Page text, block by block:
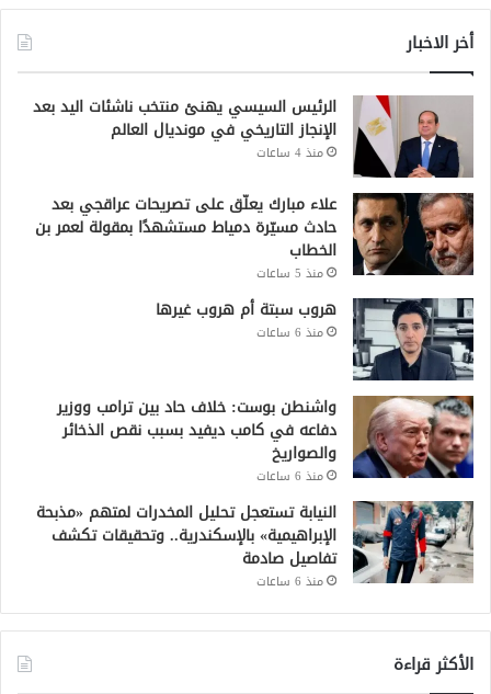
أخر الاخبار
الرئيس السيسي يهنئ منتخب ناشئات اليد بعد
الإنجاز التاريخي في مونديال العالم
منذ 4 ساعات
علاء مبارك يعلّق على تصريحات عراقجي بعد
حادث مسيّرة دمياط مستشهدًا بمقولة لعمر بن
الخطاب
منذ 5 ساعات
هروب سبتة أم هروب غيرها
منذ 6 ساعات
واشنطن بوست: خلاف حاد بين ترامب ووزير
دفاعه في كامب ديفيد بسبب نقص الذخائر
والصواريخ
منذ 6 ساعات
النيابة تستعجل تحليل المخدرات لمتهم «مذبحة
الإبراهيمية» بالإسكندرية.. وتحقيقات تكشف
تفاصيل صادمة
منذ 6 ساعات
الأكثر قراءة